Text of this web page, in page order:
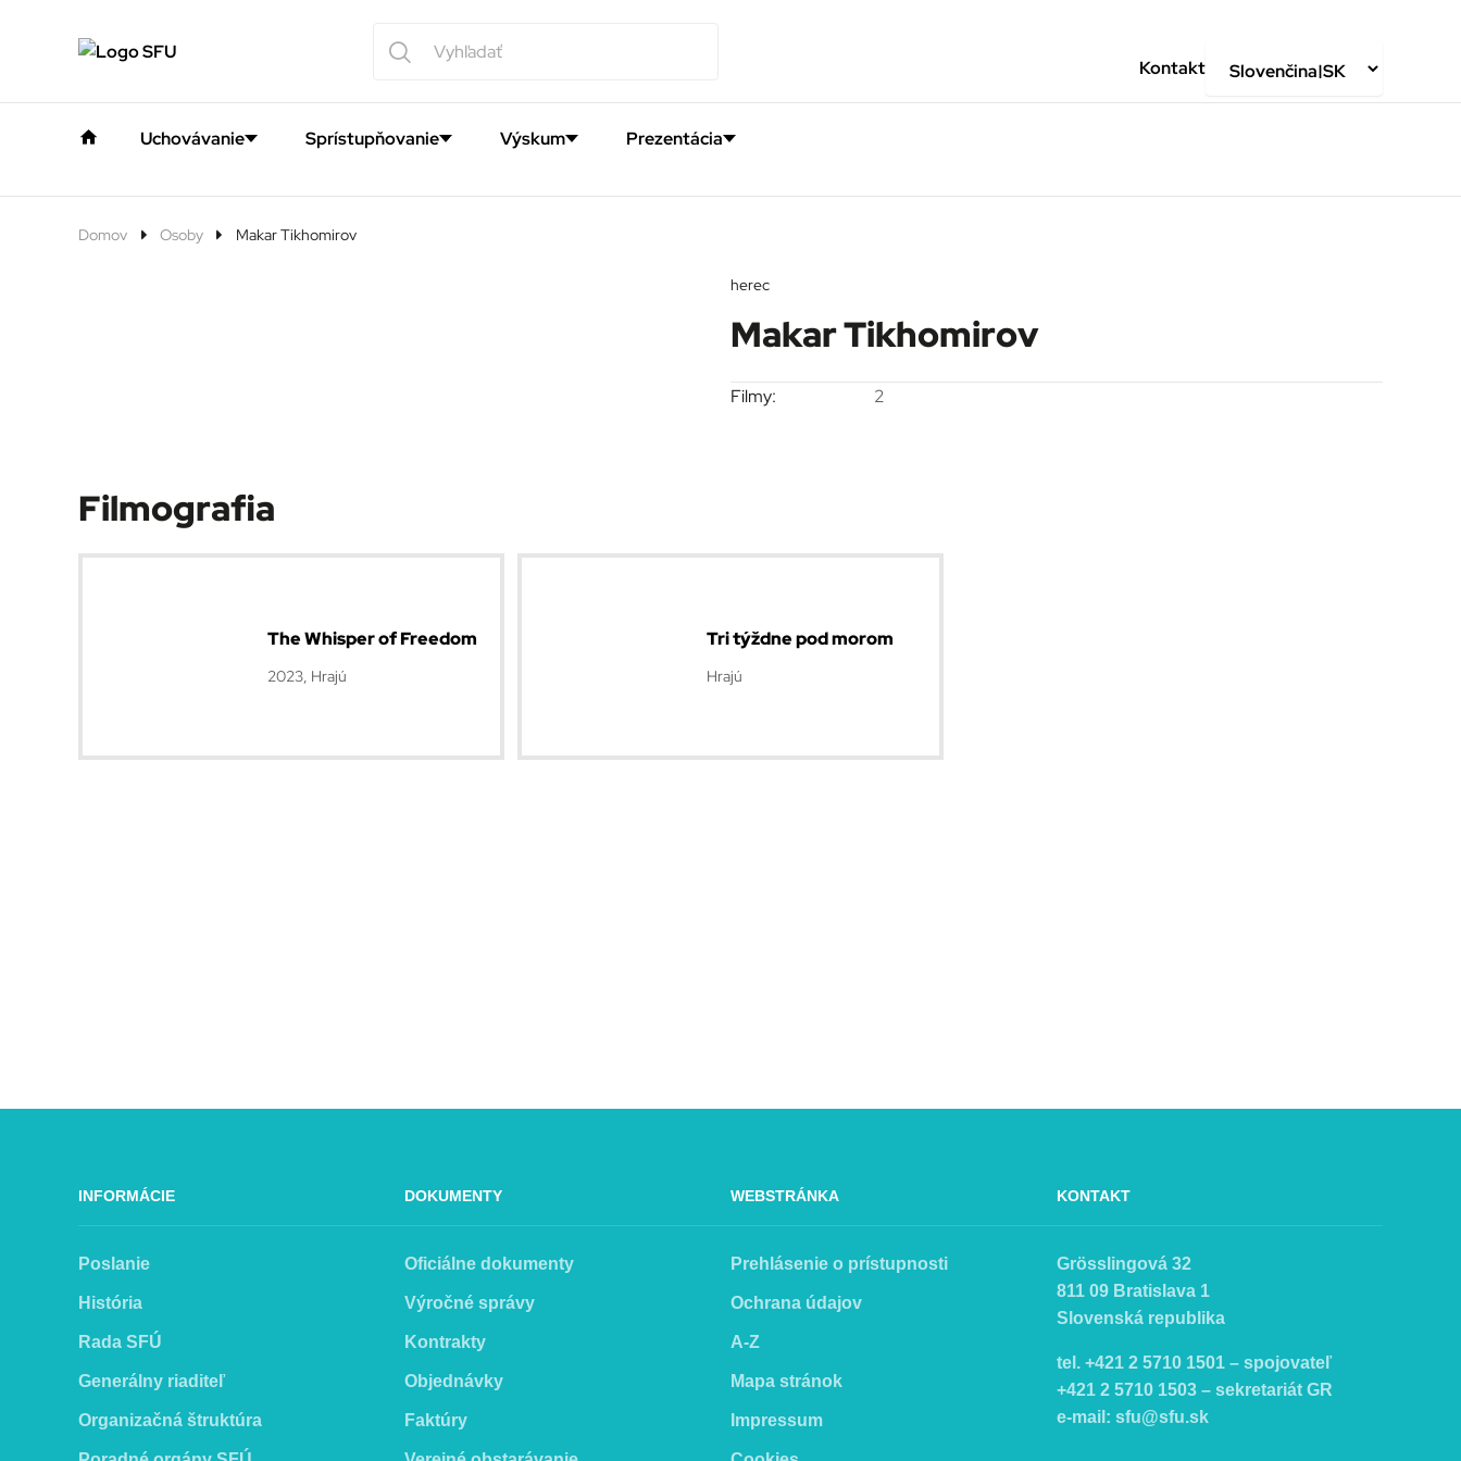
Uchovávanie Sprístupňovanie Výskum Prezentácia
Kontakt
Domov Osoby Makar Tikhomirov
herec
Makar Tikhomirov
Filmy: 2
Filmografia
The Whisper of Freedom
2023, Hrajú
Tri týždne pod morom
Hrajú
INFORMÁCIE
Poslanie
História
Rada SFÚ
Generálny riaditeľ
Organizačná štruktúra
DOKUMENTY
Oficiálne dokumenty
Výročné správy
Kontrakty
Objednávky
Faktúry
WEBSTRÁNKA
Prehlásenie o prístupnosti
Ochrana údajov
A-Z
Mapa stránok
Impressum
KONTAKT
Grösslingová 32
811 09 Bratislava 1
Slovenská republika
tel. +421 2 5710 1501 – spojovateľ
+421 2 5710 1503 – sekretariát GR
e-mail: sfu@sfu.sk